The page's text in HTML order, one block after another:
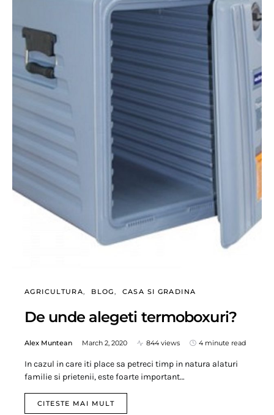
AGRICULTURA BLOG CASA SI GRADINA
De unde alegeti termoboxuri?
Alex Muntean March 2, 2020 844 views 4 minute read
In cazul in care iti place sa petreci timp in natura alaturi
familie si prietenii, este foarte important…
CITESTE MAI MULT